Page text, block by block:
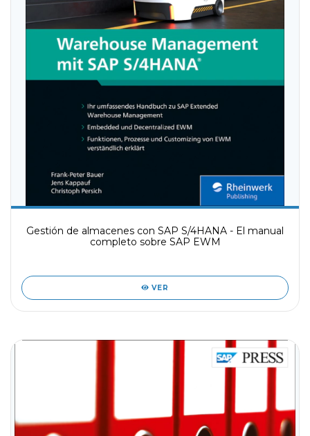
Gestión de almacenes con SAP S/4HANA - El manual
completo sobre SAP EWM
VER